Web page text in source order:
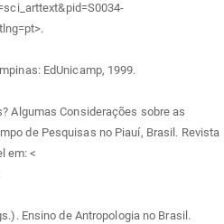
EdUnicamp, 1999.
Algumas Considerações sobre as
de Pesquisas no Piauí, Brasil. Revista
em: <
Ensino de Antropologia no Brasil.